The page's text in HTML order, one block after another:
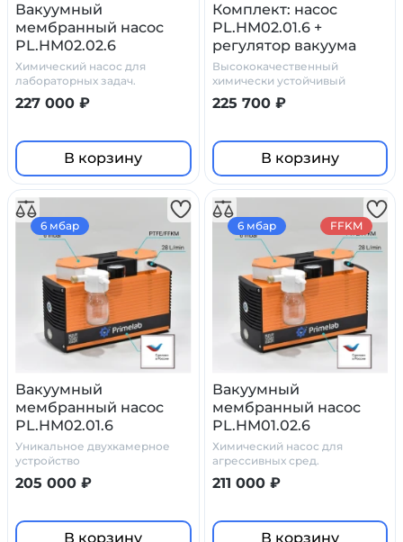
Вакуумный
мембранный насос
PL.HM02.02.6
Химический насос для
лабораторных задач.
227 000 ₽
В корзину
Комплект: насос
PL.HM02.01.6 +
регулятор вакуума
стеклянный сосуд
ловушка с
манометром
Высококачественный
химически устойчивый
комплект
225 700 ₽
В корзину
Вакуумный
мембранный насос
PL.HM02.01.6
Уникальное двухкамерное
устройство
205 000 ₽
В корзину
6 мбар
Вакуумный
мембранный насос
PL.HM01.02.6
Химический насос для
агрессивных сред.
Незаменимое устройство для
выполнения
лабораторных задач
211 000 ₽
В корзину
6 мбар FFKM